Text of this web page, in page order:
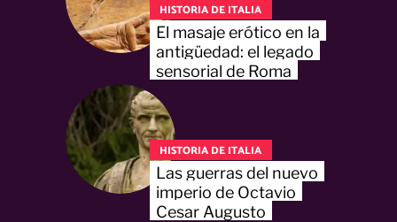
HISTORIA DE ITALIA
El masaje erótico en la
antigüedad: el legado
sensorial de Roma
HISTORIA DE ITALIA
Las guerras del nuevo
imperio de Octavio
Cesar Augusto